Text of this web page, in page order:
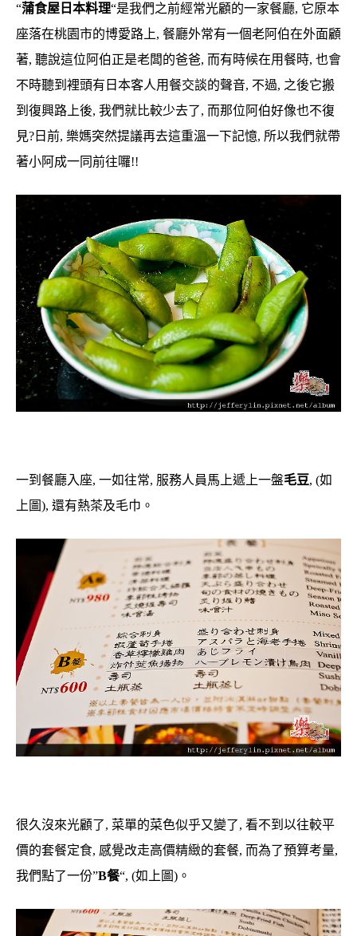
“蒲食屋日本料理“是我們之前經常光顧的一家餐廳, 它原本
座落在桃園市的博愛路上, 餐廳外常有一個老阿伯在外面顧
著, 聽說這位阿伯正是老闆的爸爸, 而有時候在用餐時, 也會
不時聽到裡頭有日本客人用餐交談的聲音, 不過, 之後它搬
到復興路上後, 我們就比較少去了, 而那位阿伯好像也不復
見?日前, 樂媽突然提議再去這重溫一下記憶, 所以我們就帶
著小阿成一同前往囉!!
一到餐廳入座, 一如往常, 服務人員馬上遞上一盤毛豆, (如
上圖), 還有熱茶及毛巾。
很久沒來光顧了, 菜單的菜色似乎又變了, 看不到以往較平
價的套餐定食, 感覺改走高價精緻的套餐, 而為了預算考量,
我們點了一份”B餐“, (如上圖)。